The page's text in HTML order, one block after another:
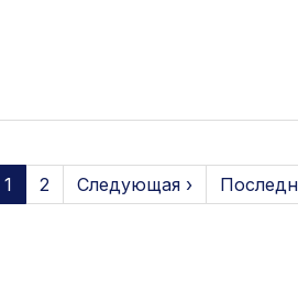
1 2 Следующая ›